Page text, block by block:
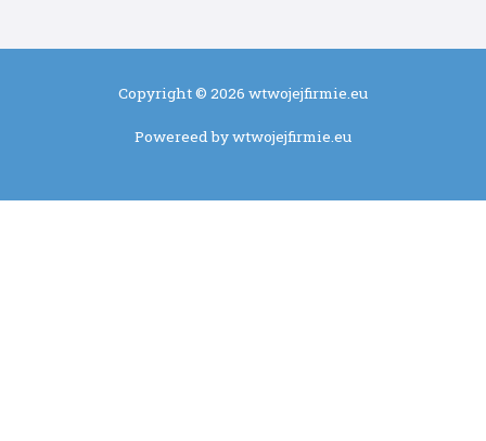
Copyright © 2026 wtwojejfirmie.eu
Powereed by wtwojejfirmie.eu